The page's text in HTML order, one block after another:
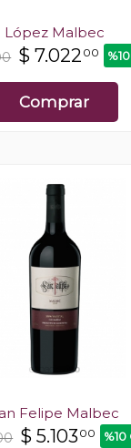
López Malbec
$7.022 00
Comprar
Felipe Malbec
$5.103 00 %10